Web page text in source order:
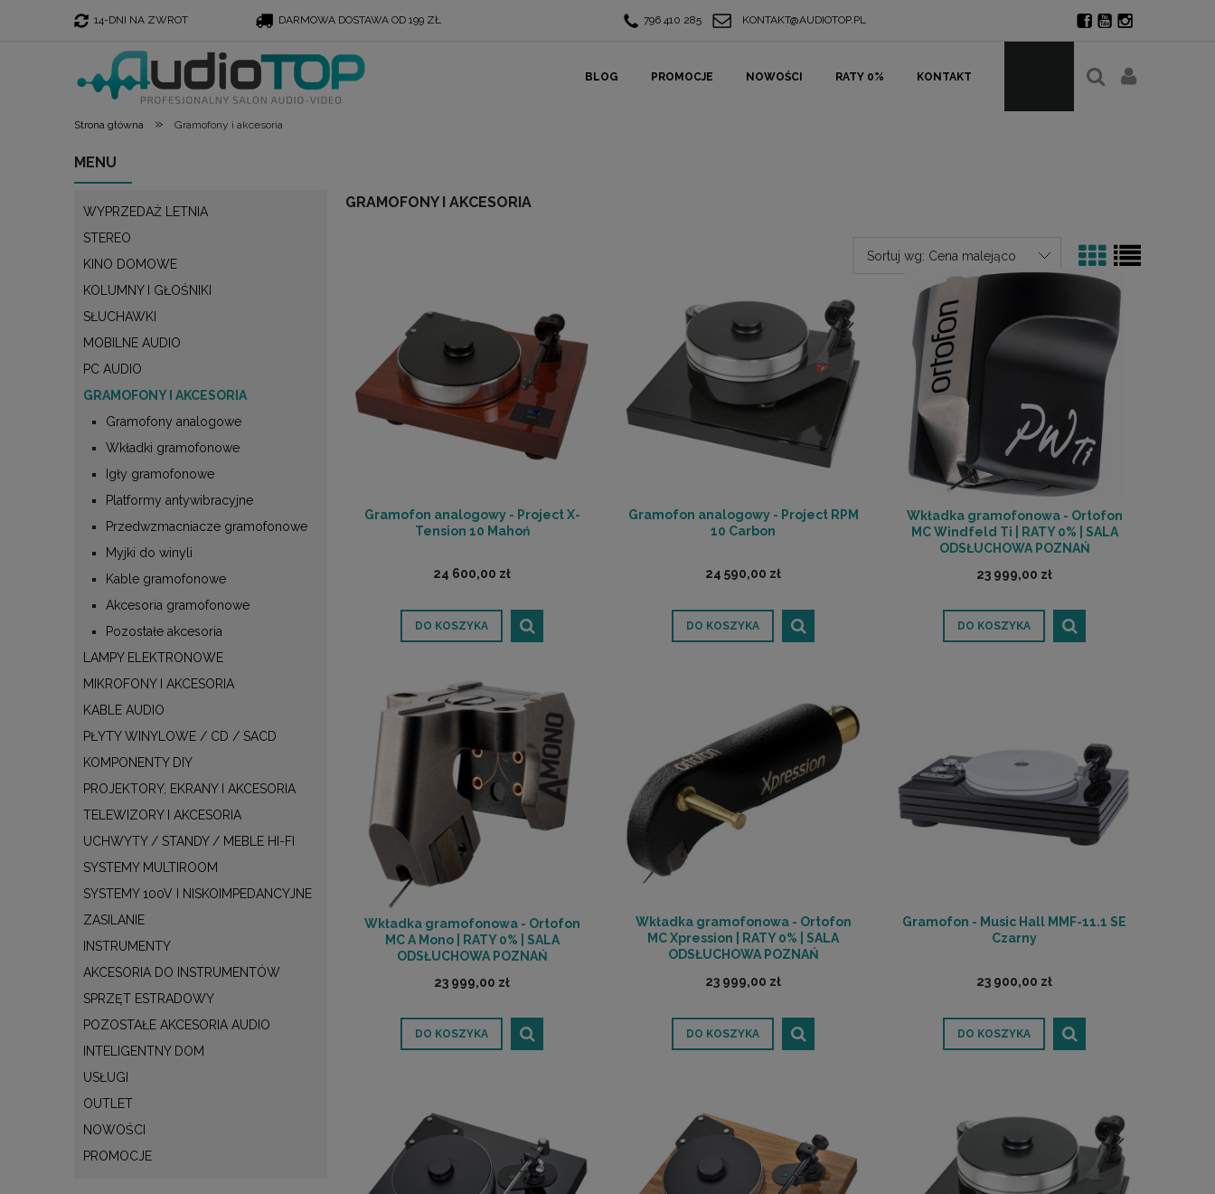
14-DNI NA ZWROT DARMOWA DOSTAWA OD 199 ZŁ 796 410 285 KONTAKT@AUDIOTOP.PL
BLOG PROMOCJE NOWOŚCI RATY 0% KONTAKT
Strona główna » Gramofony i akcesoria
MENU
WYPRZEDAŻ LETNIA
STEREO
KINO DOMOWE
KOLUMNY I GŁOŚNIKI
SŁUCHAWKI
MOBILNE AUDIO
PC AUDIO
GRAMOFONY I AKCESORIA
Gramofony analogowe
Wkładki gramofonowe
Igły gramofonowe
Platformy antywibracyjne
Przedwzmacniacze gramofonowe
Myjki do winyli
Kable gramofonowe
Akcesoria gramofonowe
Pozostałe akcesoria
LAMPY ELEKTRONOWE
MIKROFONY I AKCESORIA
KABLE AUDIO
PŁYTY WINYLOWE / CD / SACD
KOMPONENTY DIY
PROJEKTORY, EKRANY I AKCESORIA
TELEWIZORY I AKCESORIA
UCHWYTY / STANDY / MEBLE HI-FI
SYSTEMY MULTIROOM
SYSTEMY 100V I NISKOIMPEDANCYJNE
ZASILANIE
INSTRUMENTY
AKCESORIA DO INSTRUMENTÓW
SPRZĘT ESTRADOWY
POZOSTAŁE AKCESORIA AUDIO
INTELIGENTNY DOM
USŁUGI
OUTLET
NOWOŚCI
PROMOCJE
GRAMOFONY I AKCESORIA
Sortuj wg: Cena malejąco
Gramofon analogowy - Project X-
Tension 10 Mahoń
24 600,00 zł
DO KOSZYKA
Gramofon analogowy - Project RPM
10 Carbon
24 590,00 zł
DO KOSZYKA
Wkładka gramofonowa - Ortofon
MC Windfeld Ti | RATY 0% | SALA
ODSŁUCHOWA POZNAŃ
23 999,00 zł
DO KOSZYKA
Wkładka gramofonowa - Ortofon
MC A Mono | RATY 0% | SALA
ODSŁUCHOWA POZNAŃ
23 999,00 zł
DO KOSZYKA
Wkładka gramofonowa - Ortofon
MC Xpression | RATY 0% | SALA
ODSŁUCHOWA POZNAŃ
23 999,00 zł
DO KOSZYKA
Gramofon - Music Hall MMF-11.1 SE
Czarny
23 900,00 zł
DO KOSZYKA